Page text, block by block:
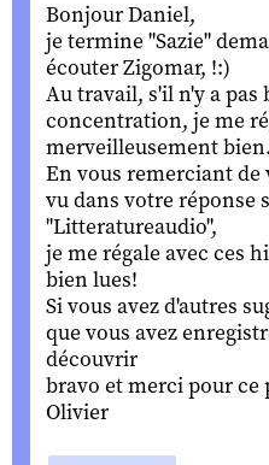
Bonjour Daniel,
je termine "Sazie"
écouter Zigomar, !:)
Au travail, s'il n'y a pas
concentration, je me
merveilleusement
En vous remerciant de
vu dans votre réponse
"Litteratureaudio",
je me régale avec ces
bien lues!
Si vous avez d'autres
que vous avez
découvrir
bravo et merci pour ce
Olivier